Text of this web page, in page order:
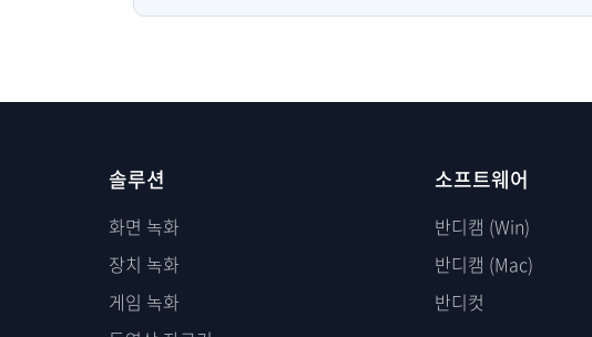
솔루션
화면 녹화
장치 녹화
게임 녹화
소프트웨어
반디캠 (Win)
반디캠 (Mac)
반디컷